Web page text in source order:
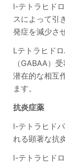
l-テトラヒド
スによって引
発症を減少さ
Lテトラヒド
（GABAA）
潜在的な相互
ます。
抗炎症薬
l-テトラヒド
れる顕著な抗
l-テトラヒド